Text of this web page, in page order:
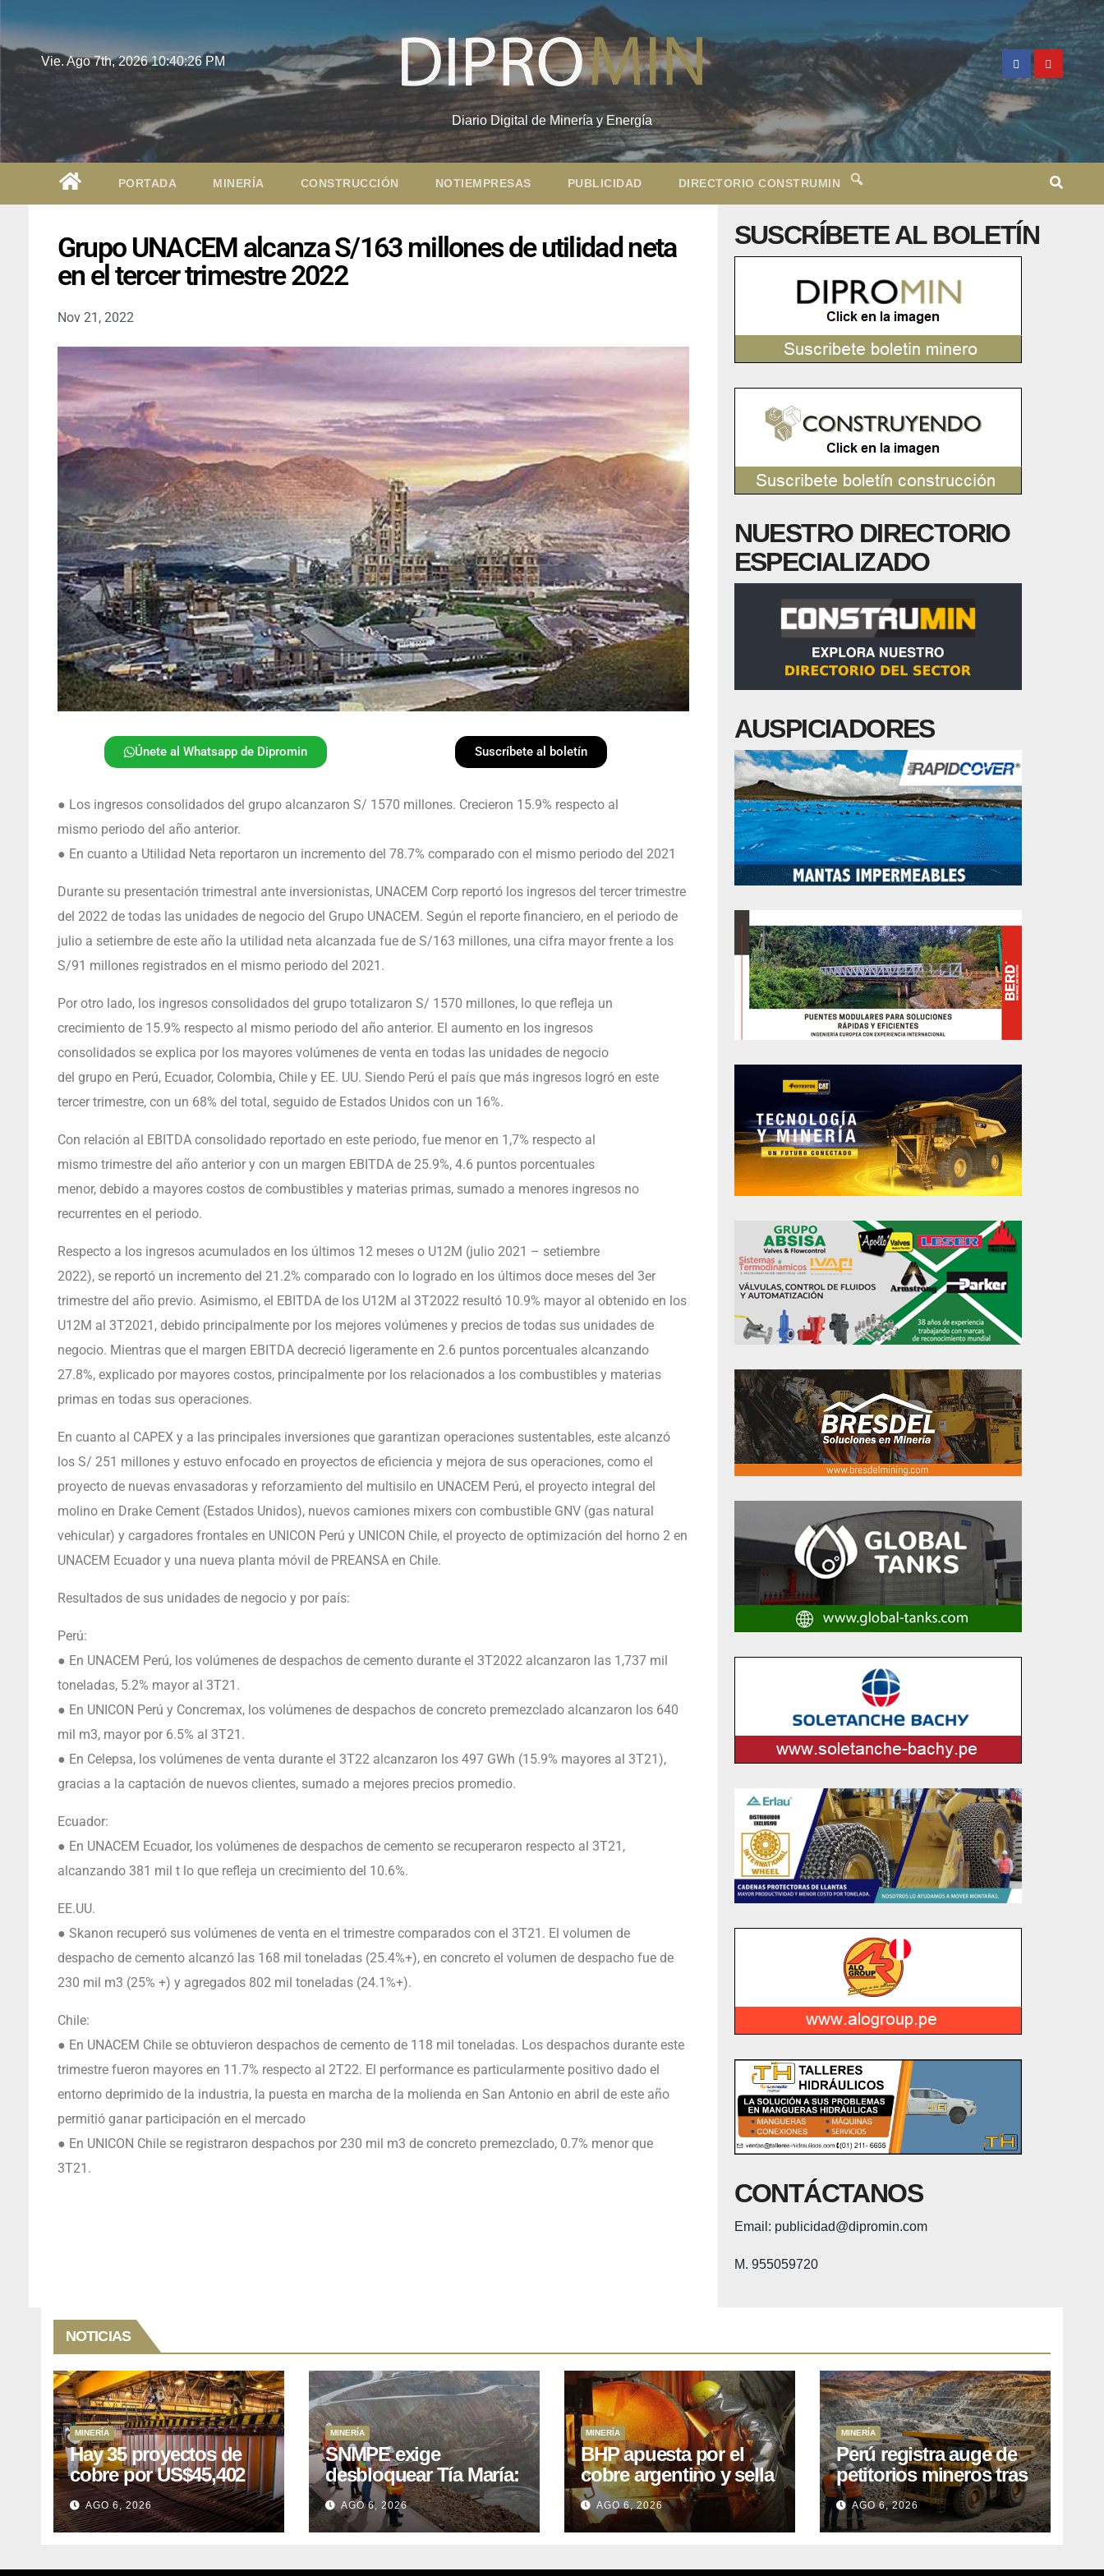
Vie. Ago 7th, 202610:40:27 PM
Diario Digital de Minería y Energía
PORTADA MINERÍA CONSTRUCCIÓN NOTIEMPRESAS PUBLICIDAD DIRECTORIO CONSTRUMIN
Grupo UNACEM alcanza S/163 millones de utilidad neta
en el tercer trimestre 2022
Nov 21, 2022
Únete al Whatsapp de Dipromin Suscríbete al boletín
● Los ingresos consolidados del grupo alcanzaron S/ 1570 millones. Crecieron 15.9% respecto al
mismo periodo del año anterior.
● En cuanto a Utilidad Neta reportaron un incremento del 78.7% comparado con el mismo periodo del 2021
Durante su presentación trimestral ante inversionistas, UNACEM Corp reportó los ingresos del tercer trimestre
del 2022 de todas las unidades de negocio del Grupo UNACEM. Según el reporte financiero, en el periodo de
julio a setiembre de este año la utilidad neta alcanzada fue de S/163 millones, una cifra mayor frente a los
S/91 millones registrados en el mismo periodo del 2021.
Por otro lado, los ingresos consolidados del grupo totalizaron S/ 1570 millones, lo que refleja un
crecimiento de 15.9% respecto al mismo periodo del año anterior. El aumento en los ingresos
consolidados se explica por los mayores volúmenes de venta en todas las unidades de negocio
del grupo en Perú, Ecuador, Colombia, Chile y EE. UU. Siendo Perú el país que más ingresos logró en este
tercer trimestre, con un 68% del total, seguido de Estados Unidos con un 16%.
Con relación al EBITDA consolidado reportado en este periodo, fue menor en 1,7% respecto al
mismo trimestre del año anterior y con un margen EBITDA de 25.9%, 4.6 puntos porcentuales
menor, debido a mayores costos de combustibles y materias primas, sumado a menores ingresos no
recurrentes en el periodo.
Respecto a los ingresos acumulados en los últimos 12 meses o U12M (julio 2021 – setiembre
2022), se reportó un incremento del 21.2% comparado con lo logrado en los últimos doce meses del 3er
trimestre del año previo. Asimismo, el EBITDA de los U12M al 3T2022 resultó 10.9% mayor al obtenido en los
U12M al 3T2021, debido principalmente por los mejores volúmenes y precios de todas sus unidades de
negocio. Mientras que el margen EBITDA decreció ligeramente en 2.6 puntos porcentuales alcanzando
27.8%, explicado por mayores costos, principalmente por los relacionados a los combustibles y materias
primas en todas sus operaciones.
En cuanto al CAPEX y a las principales inversiones que garantizan operaciones sustentables, este alcanzó
los S/ 251 millones y estuvo enfocado en proyectos de eficiencia y mejora de sus operaciones, como el
proyecto de nuevas envasadoras y reforzamiento del multisilo en UNACEM Perú, el proyecto integral del
molino en Drake Cement (Estados Unidos), nuevos camiones mixers con combustible GNV (gas natural
vehicular) y cargadores frontales en UNICON Perú y UNICON Chile, el proyecto de optimización del horno 2 en
UNACEM Ecuador y una nueva planta móvil de PREANSA en Chile.
Resultados de sus unidades de negocio y por país:
Perú:
● En UNACEM Perú, los volúmenes de despachos de cemento durante el 3T2022 alcanzaron las 1,737 mil
toneladas, 5.2% mayor al 3T21.
● En UNICON Perú y Concremax, los volúmenes de despachos de concreto premezclado alcanzaron los 640
mil m3, mayor por 6.5% al 3T21.
● En Celepsa, los volúmenes de venta durante el 3T22 alcanzaron los 497 GWh (15.9% mayores al 3T21),
gracias a la captación de nuevos clientes, sumado a mejores precios promedio.
Ecuador:
● En UNACEM Ecuador, los volúmenes de despachos de cemento se recuperaron respecto al 3T21,
alcanzando 381 mil t lo que refleja un crecimiento del 10.6%.
EE.UU.
● Skanon recuperó sus volúmenes de venta en el trimestre comparados con el 3T21. El volumen de
despacho de cemento alcanzó las 168 mil toneladas (25.4%+), en concreto el volumen de despacho fue de
230 mil m3 (25% +) y agregados 802 mil toneladas (24.1%+).
Chile:
● En UNACEM Chile se obtuvieron despachos de cemento de 118 mil toneladas. Los despachos durante este
trimestre fueron mayores en 11.7% respecto al 2T22. El performance es particularmente positivo dado el
entorno deprimido de la industria, la puesta en marcha de la molienda en San Antonio en abril de este año
permitió ganar participación en el mercado
● En UNICON Chile se registraron despachos por 230 mil m3 de concreto premezclado, 0.7% menor que
3T21.
SUSCRÍBETE AL BOLETÍN
NUESTRO DIRECTORIO
ESPECIALIZADO
AUSPICIADORES
CONTÁCTANOS
Email: publicidad@dipromin.com
M. 955059720
NOTICIAS
MINERÍA
Hay 35 proyectos de
cobre por US$45,402
millones que Perú
puede aprovechar
AGO 6, 2026
MINERÍA
SNMPE exige
desbloquear Tía María:
el proyecto de
US$1.400M que Perú
lleva 15 años
AGO 6, 2026
MINERÍA
BHP apuesta por el
cobre argentino y sella
acuerdo con Kobrea
para siete proyecto
AGO 6, 2026
MINERÍA
Perú registra auge de
petitorios mineros tras
liberación de más de
mil concesiones para
explorar cobre y oro
AGO 6, 2026